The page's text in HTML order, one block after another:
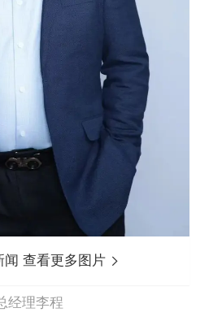
闻 查看更多图片
经理李程